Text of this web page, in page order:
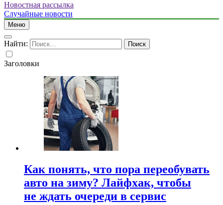
Новостная рассылка
Случайные новости
Меню
Найти:
Заголовки
Как понять, что пора переобувать
авто на зиму? Лайфхак, чтобы
не ждать очереди в сервис